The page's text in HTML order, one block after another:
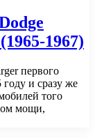
1967)
первого
году и сразу же
того
мощи,